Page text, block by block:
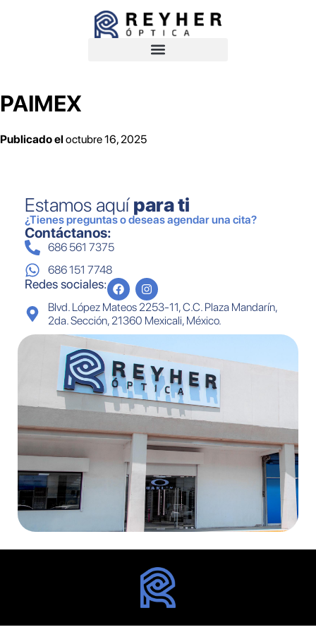
PAIMEX
Publicado el octubre 16, 2025
Estamos aquípara ti
¿Tienes preguntas o deseas agendar una cita?
Contáctanos:
686 561 7375
686 151 7748
Redes sociales:
Blvd. López Mateos 2253-11, C.C. Plaza Mandarín,
2da. Sección, 21360 Mexicali, México.